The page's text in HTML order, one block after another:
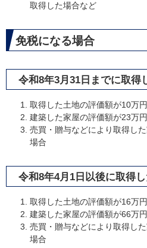
取得した場合など
免税になる場合
令和8年3月31日までに取得
取得した土地の評価額が10万
建築した家屋の評価額が23万
売買・贈与などにより取得し
場合
令和8年4月1日以後に取得
取得した土地の評価額が16万
建築した家屋の評価額が66万
売買・贈与などにより取得し
場合